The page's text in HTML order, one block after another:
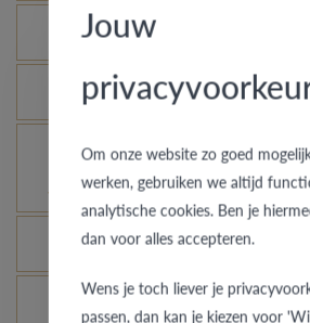
Wat is het echtheidscertificaat?
Hoe blijft je gouden ring er als
Voor welke ringen is de
geldig?
Kan elke ring gegraveerd
Hoe kan ik zien hoe de ring er
Jouw
Om onze website zo goed
werken, gebruiken we altijd
analytische cookies. Ben je
dan voor alles accepteren.
Wens je toch liever je
passen, dan kan je kiezen voor